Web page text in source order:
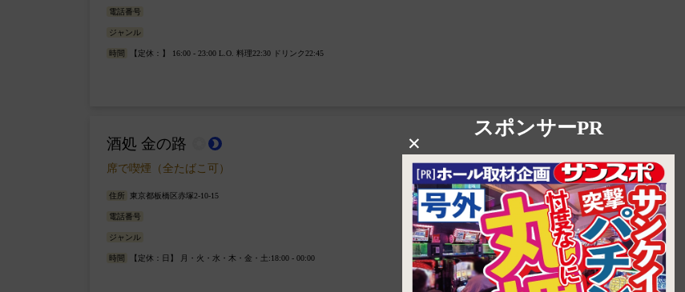
スポンサーPR
×
電話番号
ジャンル
時間 【定休：】 16:00 - 23:00 L.O. 料理22:30 ドリンク22:45
酒処 金の路 brightness_2
席で喫煙（全たばこ可）
住所 東京都板橋区赤塚2-10-15
電話番号
ジャンル
時間 【定休：日】 月・火・水・木・金・土:18:00 - 00:00